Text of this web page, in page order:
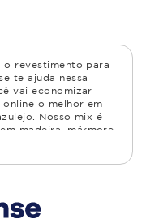
o revestimento para
te ajuda nessa
vai economizar
o melhor em
Nosso mix é
madeira, mármore,
mais Confira as